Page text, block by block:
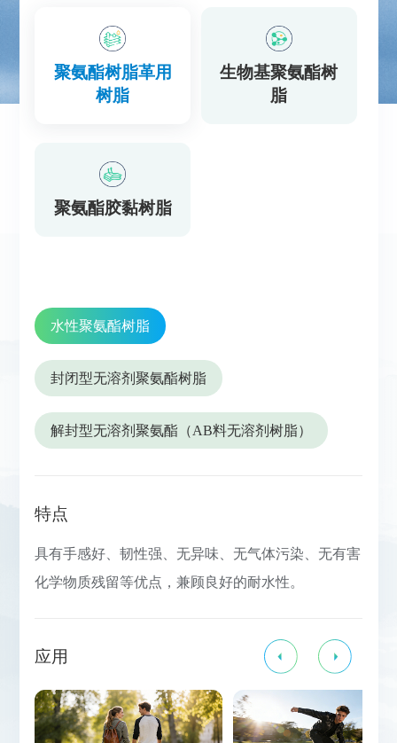
聚氨酯树脂革用
树脂
生物基聚氨酯树
脂
聚氨酯胶黏树脂
水性聚氨酯树脂
封闭型无溶剂聚氨酯树脂
解封型无溶剂聚氨酯（AB料无溶剂树脂）
特点
具有手感好、韧性强、无异味、无气体污染、无有害
化学物质残留等优点，兼顾良好的耐水性。
应用